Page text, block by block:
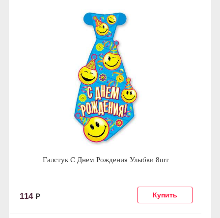
Галстук С Днем Рождения Улыбки 8шт
114 Р